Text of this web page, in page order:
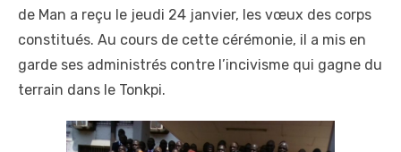
de Man a reçu le jeudi 24 janvier, les vœux des corps
constitués. Au cours de cette cérémonie, il a mis en
garde ses administrés contre l’incivisme qui gagne du
terrain dans le Tonkpi.